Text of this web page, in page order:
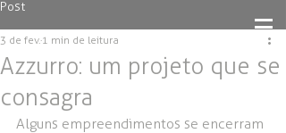
Post
Azzurro: um projeto que se
consagra
3 de fev. 1 min de leitura
Alguns empreendimentos se encerram